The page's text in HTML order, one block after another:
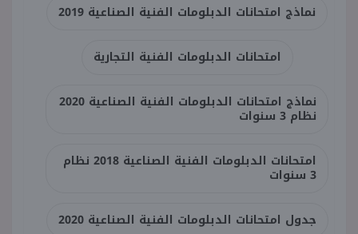
نماذج امتحانات الدبلومات الفنية الصناعية 2019
امتحانات الدبلومات الفنية التجارية
نماذج امتحانات الدبلومات الفنية الصناعية 2020
نظام 3 سنوات
امتحانات الدبلومات الفنية الصناعية 2018 نظام
3 سنوات
جدول امتحانات الدبلومات الفنية الصناعية 2020